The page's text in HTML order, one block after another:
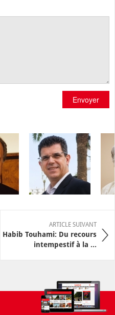
Envoyer
ARTICLE SUIVANT
Habib Touhami: Du recours
intempestif à la ...